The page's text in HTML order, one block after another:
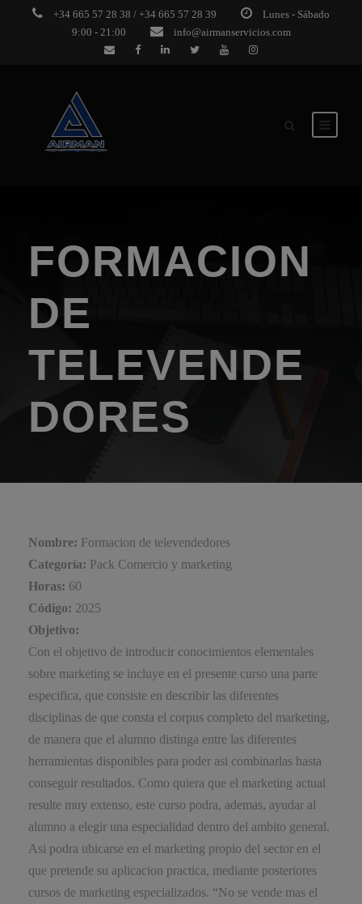
+34 665 57 28 38 / +34 665 57 28 39
Lunes - Sábado
9:00 - 21:00
info@airmanservicios.com
FORMACION
DE
TELEVENDE
DORES
Nombre: Formacion de televendedores
Categoría: Pack Comercio y marketing
Horas: 60
Código: 2025
Objetivo:
Con el objetivo de introducir conocimientos elementales
sobre marketing se incluye en el presente curso una parte
especifica, que consiste en describir las diferentes
disciplinas de que consta el corpus completo del marketing,
de manera que el alumno distinga entre las diferentes
herramientas disponibles para poder asi combinarlas hasta
conseguir resultados. Como quiera que el marketing actual
resulte muy extenso, este curso podra, ademas, ayudar al
alumno a elegir una especialidad dentro del ambito general.
Asi podra ubicarse en el marketing propio del sector en el
que pretende su aplicacion practica, mediante posteriores
cursos de marketing especializados. “No se vende mas el